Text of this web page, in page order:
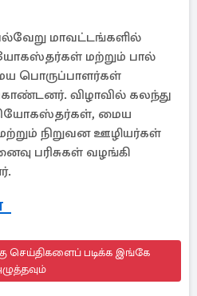
மாவட்டங்களில்
மற்றும் பால்
பொருப்பாளர்கள்
விழாவில் கலந்து
மைய
நிறுவன ஊழியர்கள்
பரிசுகள் வழங்கி
செய்திகளைப் படிக்க இங்கே